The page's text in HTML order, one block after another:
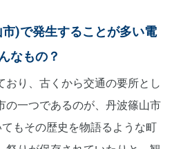
)で発生することが多い電
なもの？
おり、古くから交通の要所とし
の一つであるのが、丹波篠山市
もその歴史を物語るような町